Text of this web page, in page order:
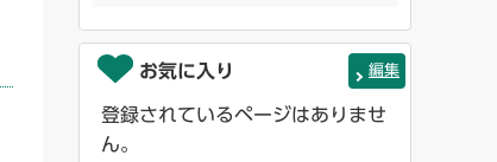
お気に入り 編集
登録されているページはありませ
ん。